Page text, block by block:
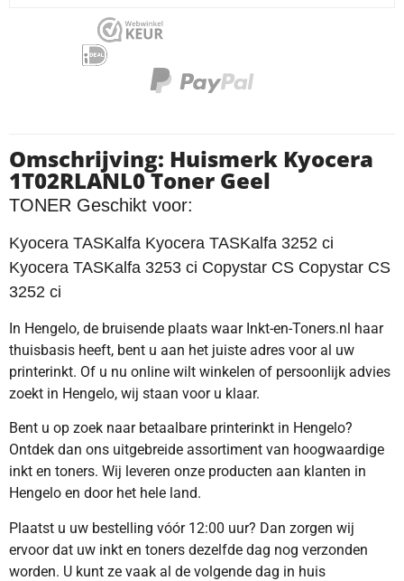
Omschrijving: Huismerk Kyocera
1T02RLANL0 Toner Geel
TONER Geschikt voor:
Kyocera TASKalfa Kyocera TASKalfa 3252 ci
Kyocera TASKalfa 3253 ci Copystar CS Copystar CS
3252 ci
In Hengelo, de bruisende plaats waar Inkt-en-Toners.nl haar
thuisbasis heeft, bent u aan het juiste adres voor al uw
printerinkt. Of u nu online wilt winkelen of persoonlijk advies
zoekt in Hengelo, wij staan voor u klaar.
Bent u op zoek naar betaalbare printerinkt in Hengelo?
Ontdek dan ons uitgebreide assortiment van hoogwaardige
inkt en toners. Wij leveren onze producten aan klanten in
Hengelo en door het hele land.
Plaatst u uw bestelling vóór 12:00 uur? Dan zorgen wij
ervoor dat uw inkt en toners dezelfde dag nog verzonden
worden. U kunt ze vaak al de volgende dag in huis